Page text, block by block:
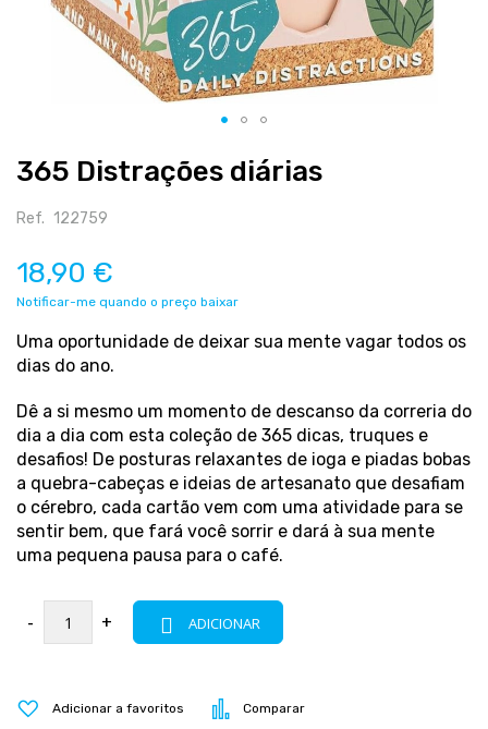
365 Distrações diárias
Ref. 122759
18,90 €
Notificar-me quando o preço baixar
Uma oportunidade de deixar sua mente vagar todos os
dias do ano.
Dê a si mesmo um momento de descanso da correria do
dia a dia com esta coleção de 365 dicas, truques e
desafios! De posturas relaxantes de ioga e piadas bobas
a quebra-cabeças e ideias de artesanato que desafiam
o cérebro, cada cartão vem com uma atividade para se
sentir bem, que fará você sorrir e dará à sua mente
uma pequena pausa para o café.
- + ADICIONAR
Adicionar a favoritos Comparar
para
início
galeria